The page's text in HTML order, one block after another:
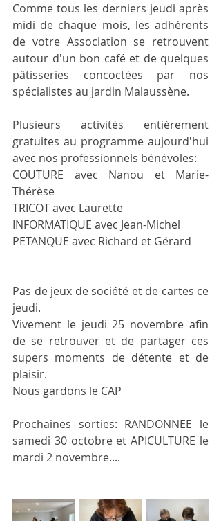
Comme tous les derniers jeudi après
midi de chaque mois, les adhérents
de votre Association se retrouvent
autour d'un bon café et de quelques
pâtisseries concoctées par nos
spécialistes au jardin Malaussène.
Plusieurs activités entièrement
gratuites au programme aujourd'hui
avec nos professionnels bénévoles:
COUTURE avec Nanou et Marie-
Thérèse
TRICOT avec Laurette
INFORMATIQUE avec Jean-Michel
PETANQUE avec Richard et Gérard
Pas de jeux de société et de cartes ce
jeudi.
Vivement le jeudi 25 novembre afin
de se retrouver et de partager ces
supers moments de détente et de
plaisir.
Nous gardons le CAP
Prochaines sorties: RANDONNEE le
samedi 30 octobre et APICULTURE le
mardi 2 novembre....